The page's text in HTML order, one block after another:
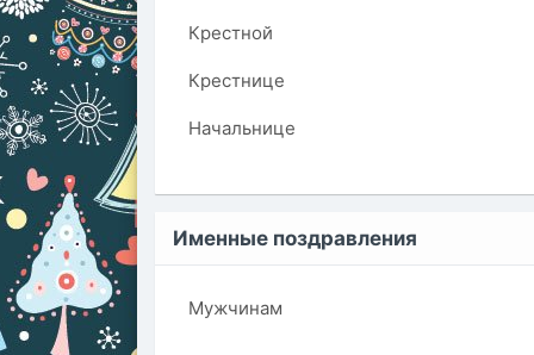
Крестной
Крестнице
Начальнице
Именные поздравления
Мужчинам